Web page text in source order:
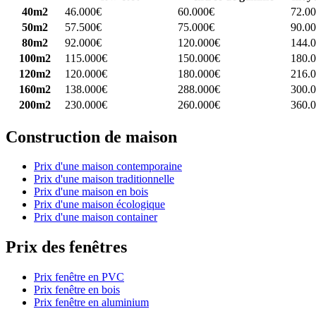
40m2
46.000€ 60.000€
50m2
57.500€ 75.000€
80m2
92.000€ 120.000€
100m2
115.000€ 150.000€
120m2
120.000€ 180.000€
160m2
138.000€ 288.000€
200m2
230.000€ 260.000€
Construction de maison
Prix d'une maison contemporaine
Prix d'une maison traditionnelle
Prix d'une maison en bois
Prix d'une maison écologique
Prix d'une maison container
Prix des fenêtres
Prix fenêtre en PVC
Prix fenêtre en bois
Prix fenêtre en aluminium